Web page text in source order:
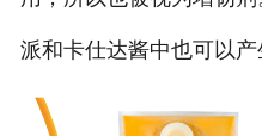
派和卡仕达酱中也可以产